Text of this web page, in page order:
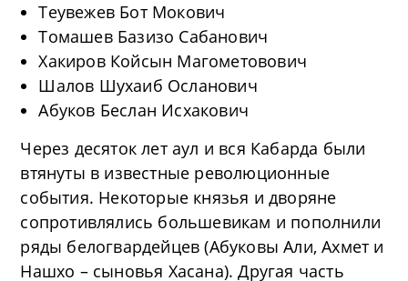
Теувежев Бот Мокович
Томашев Базизо Сабанович
Хакиров Койсын Магометовович
Шалов Шухаиб Осланович
Абуков Беслан Исхакович
Через десяток лет аул и вся Кабарда были
втянуты в известные революционные
события. Некоторые князья и дворяне
сопротивлялись большевикам и пополнили
ряды белогвардейцев (Абуковы Али, Ахмет и
Нашхо – сыновья Хасана). Другая часть